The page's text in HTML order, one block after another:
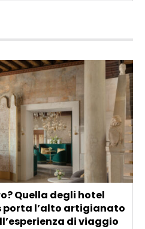
Quella degli hotel
porta l’alto artigianato
di viaggio